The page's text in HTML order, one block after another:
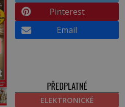
Pinterest
Email
PŘEDPLATNÉ
ELEKTRONICKÉ